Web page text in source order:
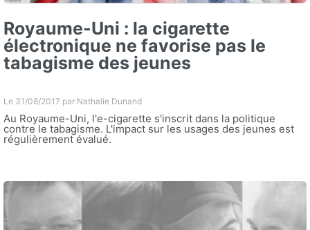
Royaume-Uni : la cigarette
électronique ne favorise pas le
tabagisme des jeunes
Le 31/08/2017 par Nathalie Dunand
Au Royaume-Uni, l'e-cigarette s'inscrit dans la politique
contre le tabagisme. L'impact sur les usages des jeunes est
régulièrement évalué.